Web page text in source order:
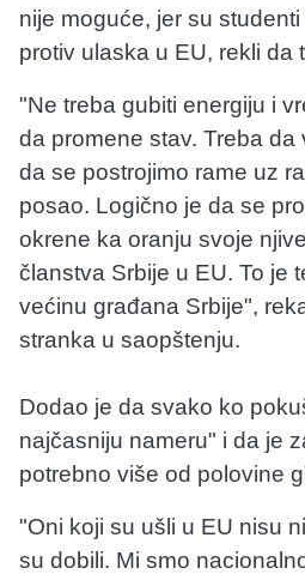
nije moguće, jer su
protiv ulaska u EU, rekli da
"Ne treba gubiti energiju i
da promene stav. Treba da
da se postrojimo rame uz
posao. Logično je da se
okrene ka oranju svoje
članstva Srbije u EU. To je
većinu građana Srbije",
stranka u saopštenju.
Dodao je da svako ko
najčasniju nameru" i da je
potrebno više od polovine
"Oni koji su ušli u EU nisu
su dobili. Mi smo